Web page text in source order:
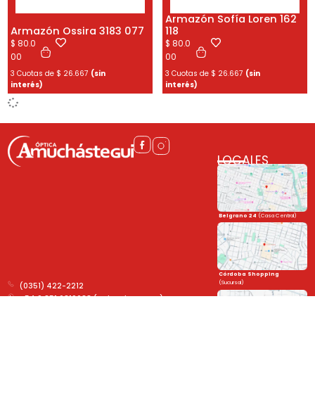
Armazón Ossira 3183 077
$ 80.0
00
3 Cuotas de $ 26.667 (sin
interés)
Armazón Sofía Loren 162
118
$ 80.0
00
3 Cuotas de $ 26.667 (sin
interés)
(0351) 422-2212
+54 9 351 6319638 (Solo Whatsapp)
LOCALES
Belgrano 24 (Casa Central)
Córdoba Shopping
(Sucursal)